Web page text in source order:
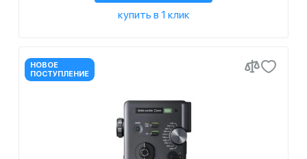
купить в 1 клик
НОВОЕ
ПОСТУПЛЕНИЕ